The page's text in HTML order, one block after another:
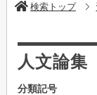
検索トップ
人文論
分類記号